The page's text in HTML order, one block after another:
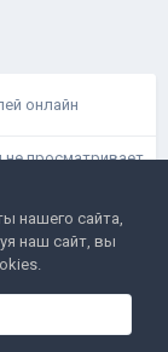
онлайн
не просматривает
данных
нашего сайта,
наш сайт, вы